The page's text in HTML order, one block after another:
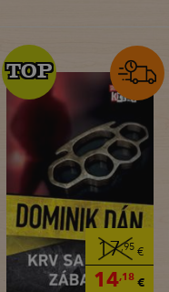
17,95€
14,18€
TOP
TOP